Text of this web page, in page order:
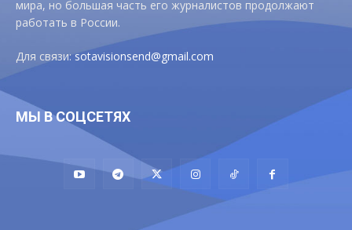
мира, но большая часть его журналистов продолжают
работать в России.
Для связи:sotavisionsend@gmail.com
МЫ В СОЦСЕТЯХ